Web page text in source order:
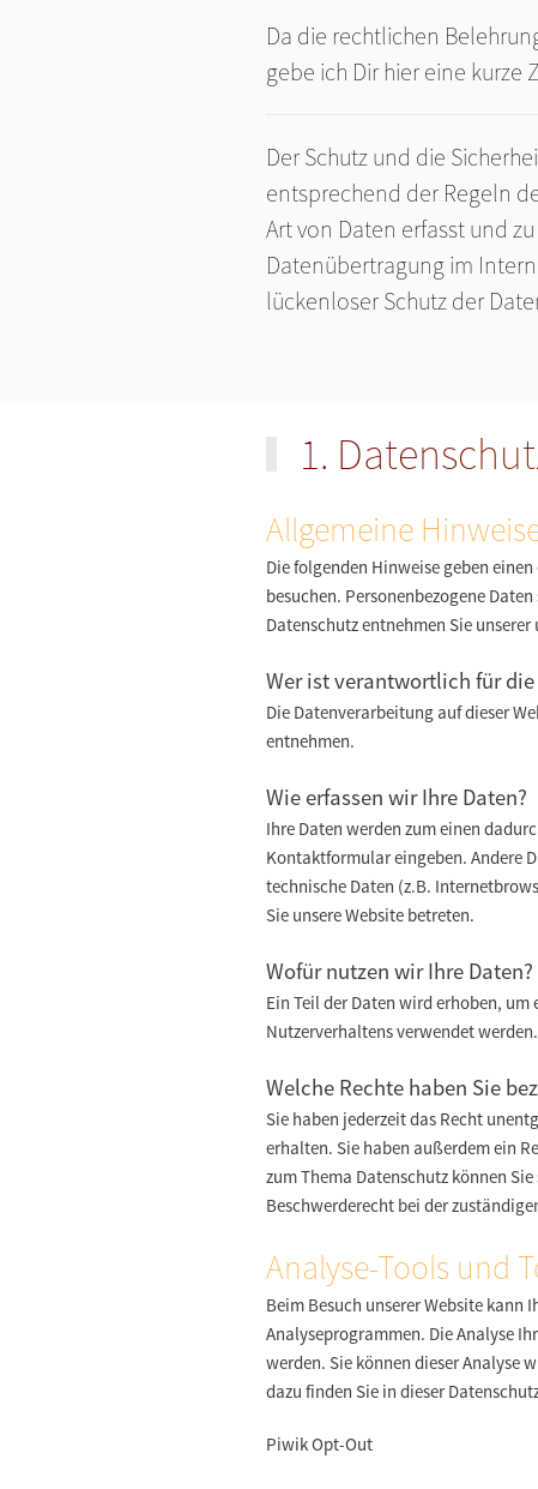
Da die rechtlichen
gebe ich Dir hier eine
Der Schutz und die
entsprechend der Regeln
Art von Daten erfasst und
Datenübertragung im
lückenloser Schutz der
1.
Allgemeine
Die folgenden Hinweise geben
besuchen. Personenbezogene
Datenschutz entnehmen Sie
Wer ist verantwortlich für die
Die Datenverarbeitung auf dieser
entnehmen.
Wie erfassen wir Ihre Daten?
Ihre Daten werden zum einen
Kontaktformular eingeben. Andere
technische Daten (z.B.
Sie unsere Website betreten.
Wofür nutzen wir Ihre Daten?
Ein Teil der Daten wird erhoben,
Nutzerverhaltens verwendet werden.
Welche Rechte haben Sie
Sie haben jederzeit das Recht
erhalten. Sie haben außerdem ein
zum Thema Datenschutz können
Beschwerderecht bei der
Analyse-Tools und
Beim Besuch unserer Website
Analyseprogrammen. Die Analyse
werden. Sie können dieser Analyse
dazu finden Sie in dieser
Piwik Opt-Out